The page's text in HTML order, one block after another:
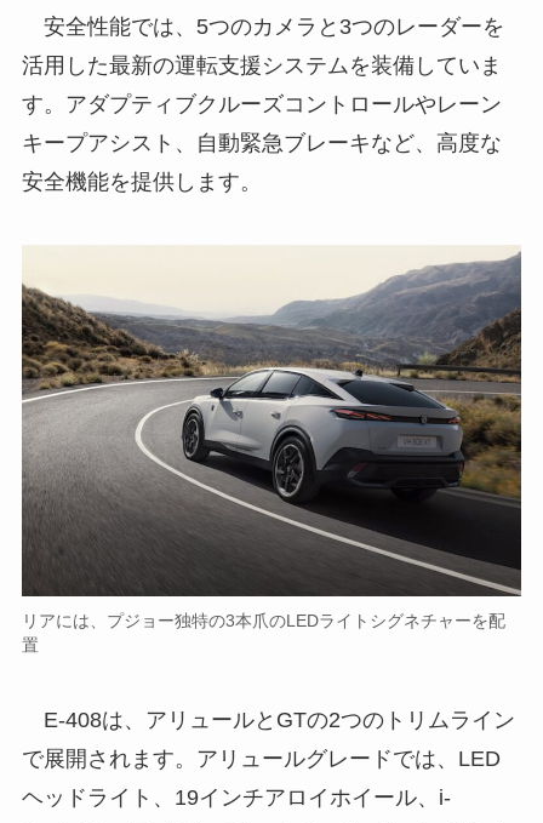
安全性能では、5つのカメラと3つのレーダーを
活用した最新の運転支援システムを装備していま
す。アダプティブクルーズコントロールやレーン
キープアシスト、自動緊急ブレーキなど、高度な
安全機能を提供します。
リアには、プジョー独特の3本爪のLEDライトシグネチャーを配
置
E-408は、アリュールとGTの2つのトリムライン
で展開されます。アリュールグレードでは、LED
ヘッドライト、19インチアロイホイール、i-